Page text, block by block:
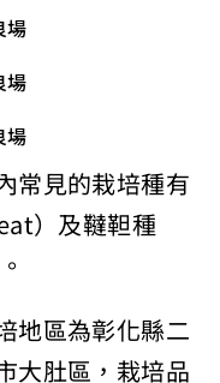
常見的栽培種有
）及韃靼種
地區為彰化縣二